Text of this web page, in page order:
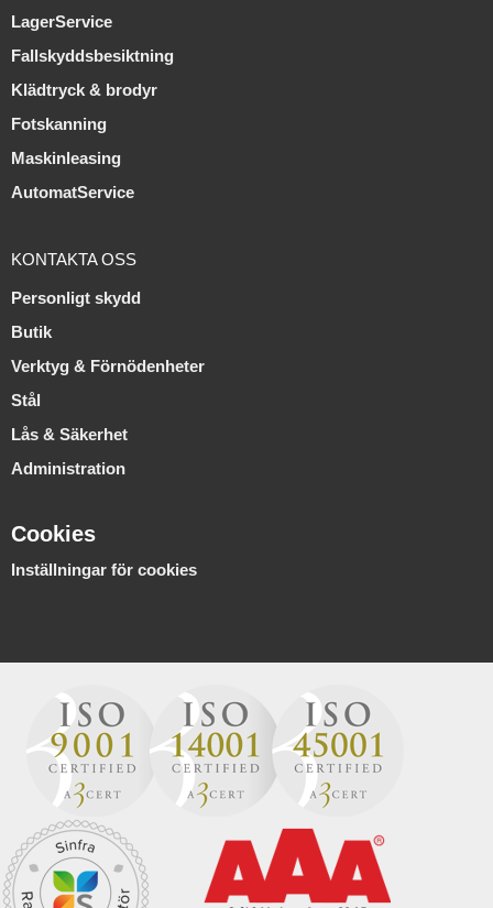
LagerService
Fallskyddsbesiktning
Klädtryck & brodyr
Fotskanning
Maskinleasing
AutomatService
KONTAKTA OSS
Personligt skydd
Butik
Verktyg & Förnödenheter
Stål
Lås & Säkerhet
Administration
Cookies
Inställningar för cookies